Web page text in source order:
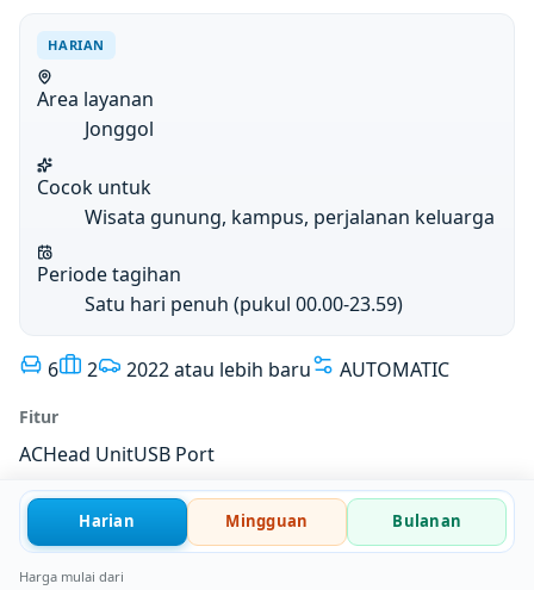
HARIAN
Area layanan
Jonggol
Cocok untuk
Wisata gunung, kampus, perjalanan keluarga
Periode tagihan
Satu hari penuh (pukul 00.00-23.59)
6 2 2022 atau lebih baru AUTOMATIC
Fitur
ACHead UnitUSB Port
Harian Mingguan Bulanan
Harga mulai dari